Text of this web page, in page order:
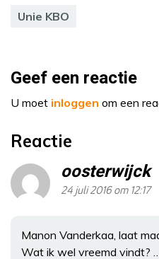
Unie KBO
Geef een reactie
U moet inloggen om een
Reactie
oosterwijck
24 juli 2016 om 12:17
Manon Vanderkaa, laat
Wat ik wel vreemd vindt?